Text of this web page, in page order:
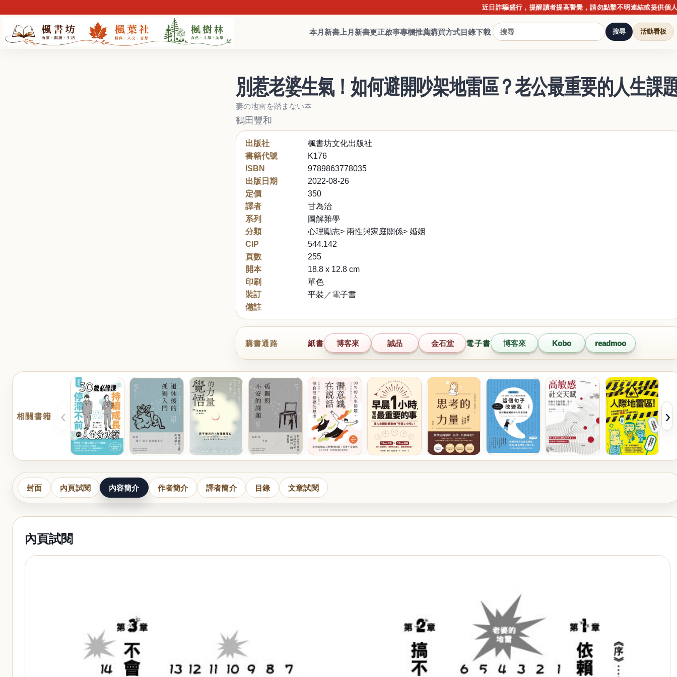
近日詐騙盛行，提醒讀者提高警覺，請勿點擊不明連結或提供個人資料
本月新書 上月新書更正啟事專欄推薦購買方式目錄下載 搜尋 活動看板
別惹老婆生氣！如何避開吵架地雷區？老公最重要的人生課
妻の地雷を踏まない本
鶴田豐和
出版社
楓書坊文化出版社
書籍代號
K176
ISBN
9789863778035
出版日期
2022-08-26
定價
350
譯者
甘為治
系列
圖解雜學
分類
心理勵志> 兩性與家庭關係> 婚姻
CIP
544.142
頁數
255
開本
18.8 x 12.8 cm
印刷
單色
裝訂
平裝／電子書
備註
購書通路 紙書 博客來 誠品 金石堂 電子書 博客來 Kobo readmoo
相關書籍 ‹ ›
封面 內頁試閱 內容簡介 作者簡介 譯者簡介 目錄 文章試閱
內頁試閱